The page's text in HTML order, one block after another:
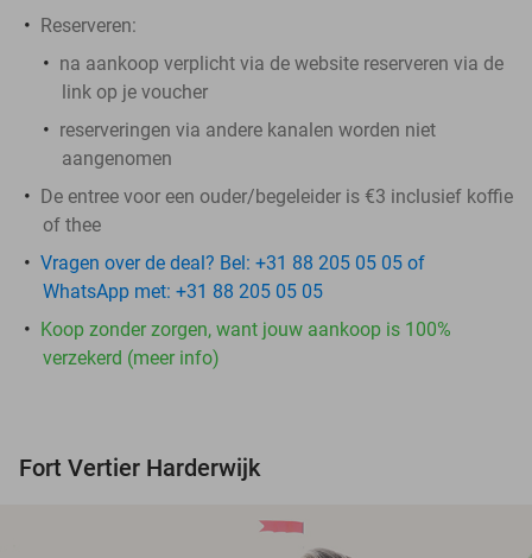
Reserveren:
na aankoop verplicht via de website reserveren via de
link op je voucher
reserveringen via andere kanalen worden niet
aangenomen
De entree voor een ouder/begeleider is €3 inclusief koffie
of thee
Vragen over de deal? Bel: +31 88 205 05 05 of
WhatsApp met: +31 88 205 05 05
Koop zonder zorgen, want jouw aankoop is 100%
verzekerd (meer info)
Fort Vertier Harderwijk